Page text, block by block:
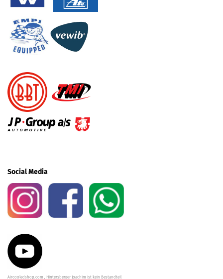
Social Media
Aircooledshop.com , Hintersberger Joachim ist kein Bestandteil